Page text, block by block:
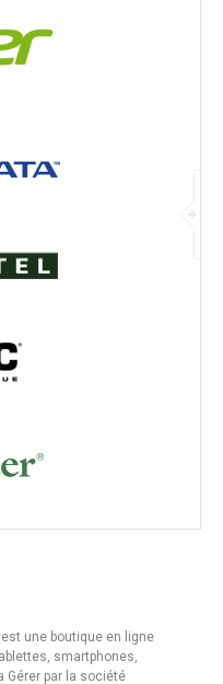
une boutique en ligne
smartphones,
Gérer par la société